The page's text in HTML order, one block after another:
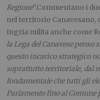
Regione“.Commentano i
nel territorio Canavesano,
Ingria milita anche come
la Lega del Canavese
questo incarico strategico
soprattutto territoriale, dal
fondamentale che tutti gli
Parlamento fino al